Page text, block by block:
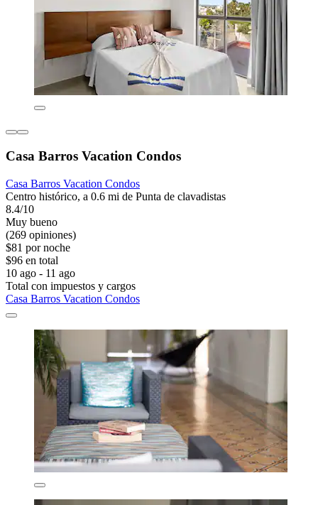
Casa Barros Vacation Condos
Casa Barros Vacation Condos
Centro histórico, a 0.6 mi de Punta de clavadistas
8.4/10
Muy bueno
(269 opiniones)
$81 por noche
$96 en total
10 ago - 11 ago
Total con impuestos y cargos
Casa Barros Vacation Condos